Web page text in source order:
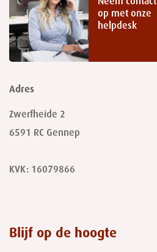
op met onze
helpdesk
Adres
Zwerfheide 2
6591 RC Gennep
KVK: 16079866
Blijf op de hoogte